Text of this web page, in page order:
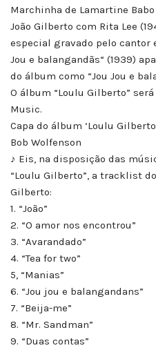
Marchinha de Lamartine
João Gilberto com Rita Lee
especial gravado pelo cantor
Jou e balangandãs“ (1939)
do álbum como “Jou Jou e
O álbum “Loulu Gilberto”
Music.
Capa do álbum ‘Loulu
Bob Wolfenson
♪ Eis, na disposição das
“Loulu Gilberto”, a tracklist
Gilberto:
1. “João”
2. “O amor nos encontrou”
3. “Avarandado”
4. “Tea for two”
5, “Manias”
6. “Jou jou e balangandans”
7. “Beija-me”
8. “Mr. Sandman”
9. “Duas contas”